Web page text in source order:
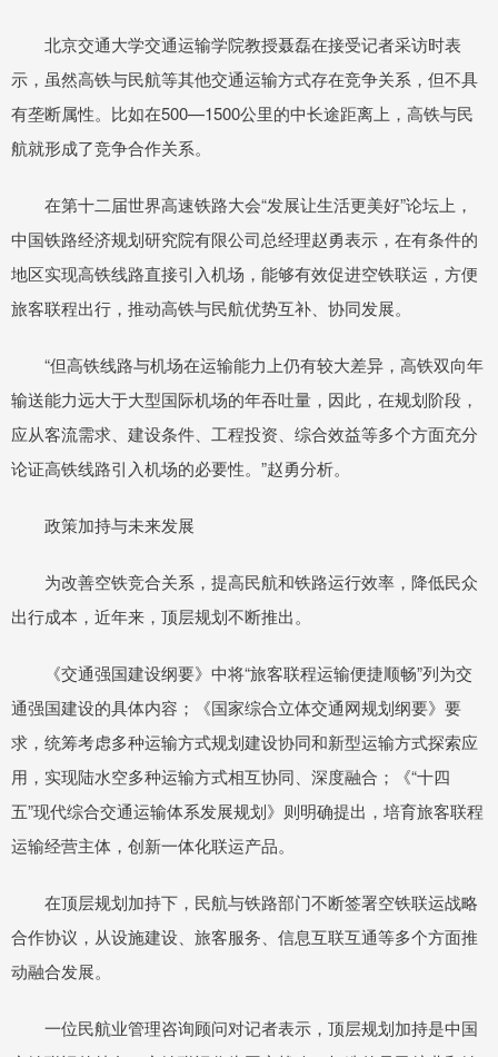
北京交通大学交通运输学院教授聂磊在接受记者采访时表
示，虽然高铁与民航等其他交通运输方式存在竞争关系，但不具
有垄断属性。比如在500—1500公里的中长途距离上，高铁与民
航就形成了竞争合作关系。
在第十二届世界高速铁路大会“发展让生活更美好”论坛上，
中国铁路经济规划研究院有限公司总经理赵勇表示，在有条件的
地区实现高铁线路直接引入机场，能够有效促进空铁联运，方便
旅客联程出行，推动高铁与民航优势互补、协同发展。
“但高铁线路与机场在运输能力上仍有较大差异，高铁双向年
输送能力远大于大型国际机场的年吞吐量，因此，在规划阶段，
应从客流需求、建设条件、工程投资、综合效益等多个方面充分
论证高铁线路引入机场的必要性。”赵勇分析。
政策加持与未来发展
为改善空铁竞合关系，提高民航和铁路运行效率，降低民众
出行成本，近年来，顶层规划不断推出。
《交通强国建设纲要》中将“旅客联程运输便捷顺畅”列为交
通强国建设的具体内容；《国家综合立体交通网规划纲要》要
求，统筹考虑多种运输方式规划建设协同和新型运输方式探索应
用，实现陆水空多种运输方式相互协同、深度融合；《“十四
五”现代综合交通运输体系发展规划》则明确提出，培育旅客联程
运输经营主体，创新一体化联运产品。
在顶层规划加持下，民航与铁路部门不断签署空铁联运战略
合作协议，从设施建设、旅客服务、信息互联互通等多个方面推
动融合发展。
一位民航业管理咨询顾问对记者表示，顶层规划加持是中国